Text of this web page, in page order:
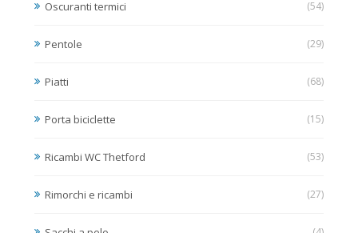
Oscuranti termici (54)
Pentole (29)
Piatti (68)
Porta biciclette (15)
Ricambi WC Thetford (53)
Rimorchi e ricambi (27)